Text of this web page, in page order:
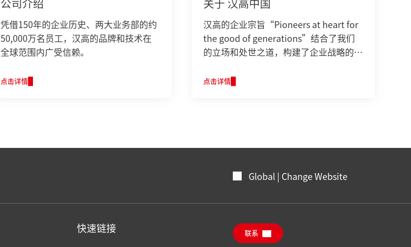
凭借150年的企业历史、两大业务部的约
50,000万名员工，汉高的品牌和技术在
全球范围内广受信赖。
点击详情
汉高的企业宗旨“Pioneers at heart for
the good of generations”结合了我们
的立场和处世之道，构建了企业战略的基
点击详情
Global | Change Website
快速链接 联系